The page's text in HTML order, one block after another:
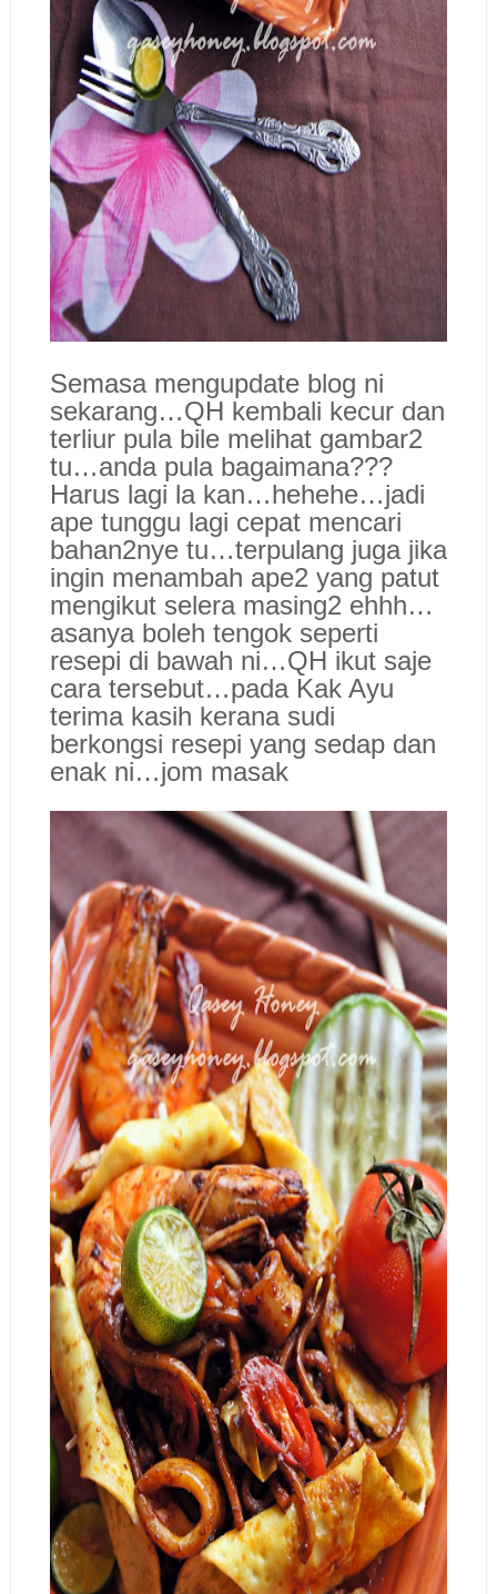
Semasa mengupdate blog ni
sekarang…QH kembali kecur dan
terliur pula bile melihat gambar2
tu…anda pula bagaimana???
Harus lagi la kan…hehehe…jadi
ape tunggu lagi cepat mencari
bahan2nye tu…terpulang juga jika
ingin menambah ape2 yang patut
mengikut selera masing2 ehhh…
asanya boleh tengok seperti
resepi di bawah ni…QH ikut saje
cara tersebut…pada Kak Ayu
terima kasih kerana sudi
berkongsi resepi yang sedap dan
enak ni…jom masak